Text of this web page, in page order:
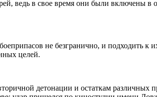
ведь в свое время они были включены
не безгранично, и подходить
целей.
детонации и остаткам различных